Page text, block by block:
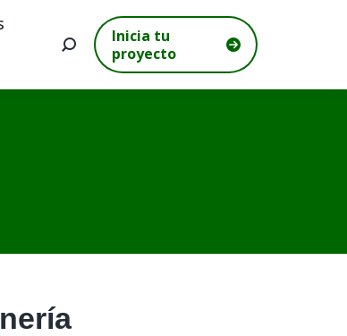
Buscar:
Inicia tu
proyecto